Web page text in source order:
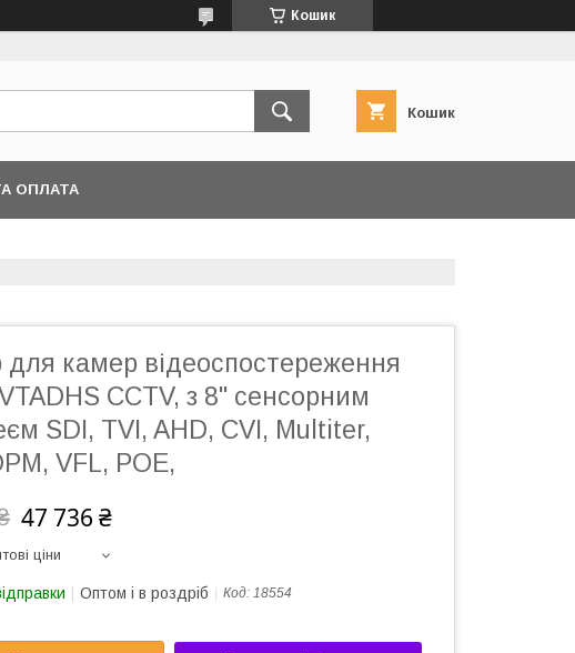
Кошик
Кошик
ОПЛАТА
для камер відеоспостереження
CCTV, з 8" сенсорним
SDI, TVI, AHD, CVI, Multiter,
VFL, POE,
47 736 ₴
ціни
Оптом і в роздріб Код: 18554